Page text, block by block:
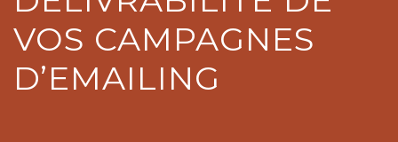
VOS CAMPAGNES
D’EMAILING